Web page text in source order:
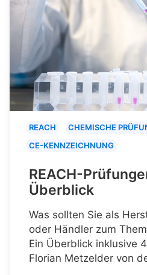
REACH
CHEMISCHE
CE-KENNZEICHNUNG
REACH-
Überblick
Was sollten Sie als
oder Händler zum
Ein Überblick inklusive
Florian Metzelder von